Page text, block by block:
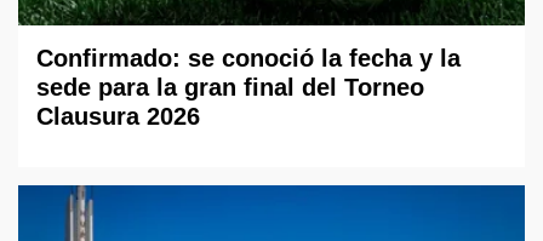
Confirmado: se conoció la fecha y la
sede para la gran final del Torneo
Clausura 2026